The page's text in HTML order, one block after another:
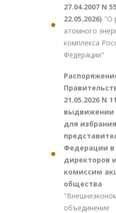
27.04.2007 N
22.05.2026) "О
атомного
комплекса
Федерации"
21.05.2026 N
выдвижении
для
Федерации в
директоров
комиссию
общества
объединение